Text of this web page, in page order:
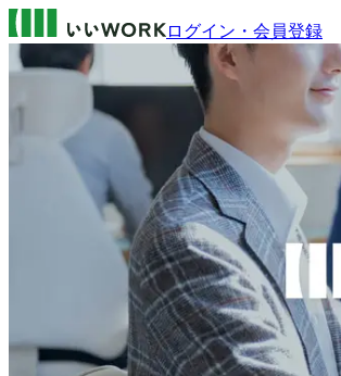
ログイン・会員登録